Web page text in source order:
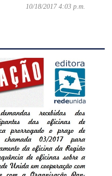
10/18/2017 4:03 p.m.